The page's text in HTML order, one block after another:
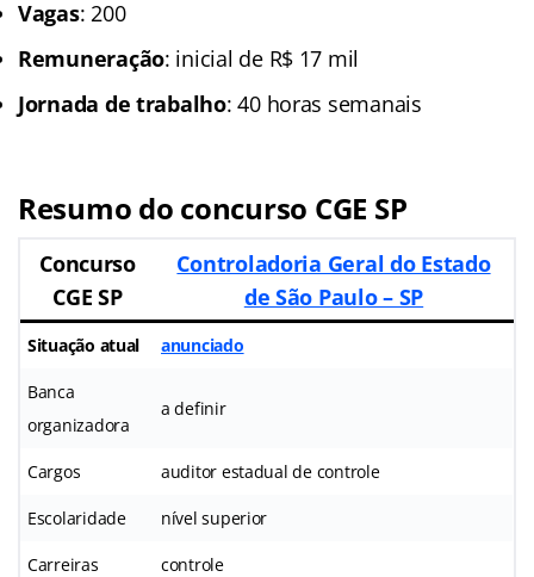
Vagas: 200
Remuneração: inicial de R$ 17 mil
Jornada de trabalho: 40 horas semanais
Resumo do concurso CGE SP
Concurso
CGE SP
Controladoria Geral do Estado
de São Paulo – SP
Situação atual anunciado
Banca
organizadora
a definir
Cargos auditor estadual de controle
Escolaridade nível superior
Carreiras controle